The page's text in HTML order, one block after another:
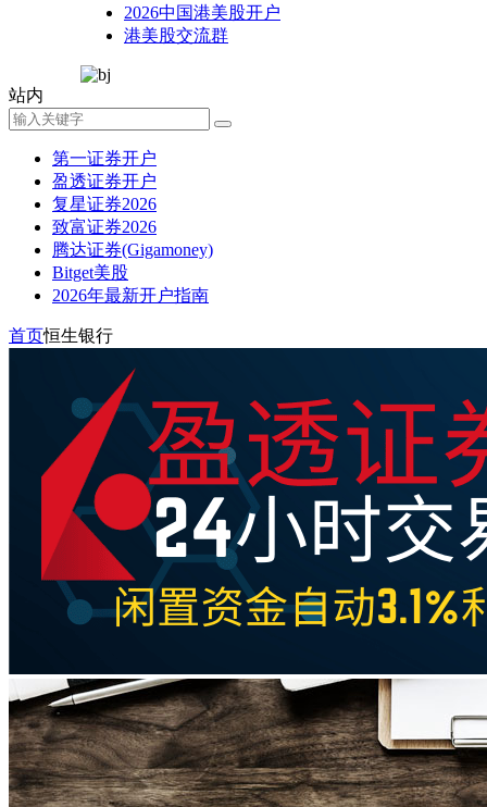
2026中国港美股开户
港美股交流群
站内
第一证券开户
盈透证券开户
复星证券2026
致富证券2026
腾达证券(Gigamoney)
Bitget美股
2026年最新开户指南
首页恒生银行